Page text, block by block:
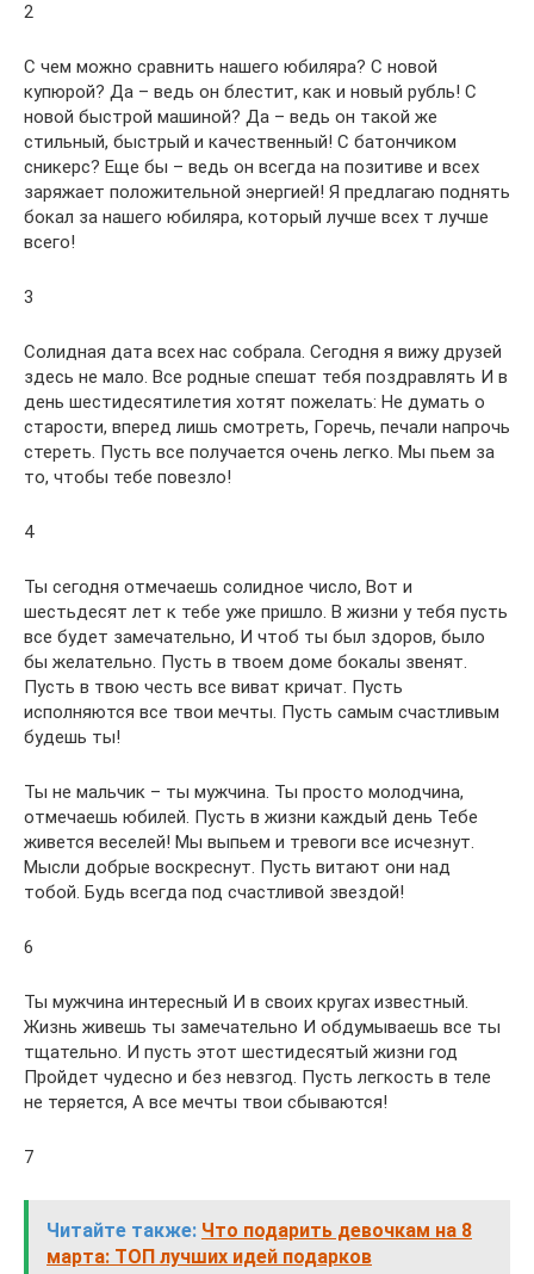
2
С чем можно сравнить нашего юбиляра? С новой
купюрой? Да – ведь он блестит, как и новый рубль! С
новой быстрой машиной? Да – ведь он такой же
стильный, быстрый и качественный! С батончиком
сникерс? Еще бы – ведь он всегда на позитиве и всех
заряжает положительной энергией! Я предлагаю поднять
бокал за нашего юбиляра, который лучше всех т лучше
всего!
3
Солидная дата всех нас собрала. Сегодня я вижу друзей
здесь не мало. Все родные спешат тебя поздравлять И в
день шестидесятилетия хотят пожелать: Не думать о
старости, вперед лишь смотреть, Горечь, печали напрочь
стереть. Пусть все получается очень легко. Мы пьем за
то, чтобы тебе повезло!
4
Ты сегодня отмечаешь солидное число, Вот и
шестьдесят лет к тебе уже пришло. В жизни у тебя пусть
все будет замечательно, И чтоб ты был здоров, было
бы желательно. Пусть в твоем доме бокалы звенят.
Пусть в твою честь все виват кричат. Пусть
исполняются все твои мечты. Пусть самым счастливым
будешь ты!
Ты не мальчик – ты мужчина. Ты просто молодчина,
отмечаешь юбилей. Пусть в жизни каждый день Тебе
живется веселей! Мы выпьем и тревоги все исчезнут.
Мысли добрые воскреснут. Пусть витают они над
тобой. Будь всегда под счастливой звездой!
6
Ты мужчина интересный И в своих кругах известный.
Жизнь живешь ты замечательно И обдумываешь все ты
тщательно. И пусть этот шестидесятый жизни год
Пройдет чудесно и без невзгод. Пусть легкость в теле
не теряется, А все мечты твои сбываются!
7
Читайте также: Что подарить девочкам на 8
марта: ТОП лучших идей подарков